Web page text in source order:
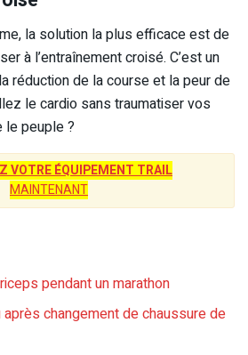
la solution la plus efficace est de
à l’entraînement croisé. C’est un
réduction de la course et la peur de
le cardio sans traumatiser vos
le peuple ?
VOTRE ÉQUIPEMENT TRAIL
MAINTENANT
pendant un marathon
après changement de chaussure de